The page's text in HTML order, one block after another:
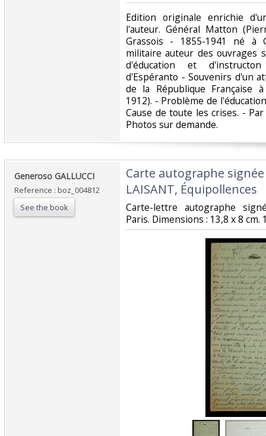
‎Edition originale enrichie
l'auteur. Général Matton
Grassois - 1855-1941 né à
militaire auteur des ouvrages
d'éducation et
d'Espéranto - Souvenirs d'un
de la République Française
1912). - Problème de
Cause de toute les crises. -
Photos sur demande.‎
‎Generoso GALLUCCI‎
Reference : boz_004812
See the book
‎Carte autographe
LAISANT, Équipollences‎
‎Carte-lettre autographe
Paris. Dimensions : 13,8 x 8 cm.